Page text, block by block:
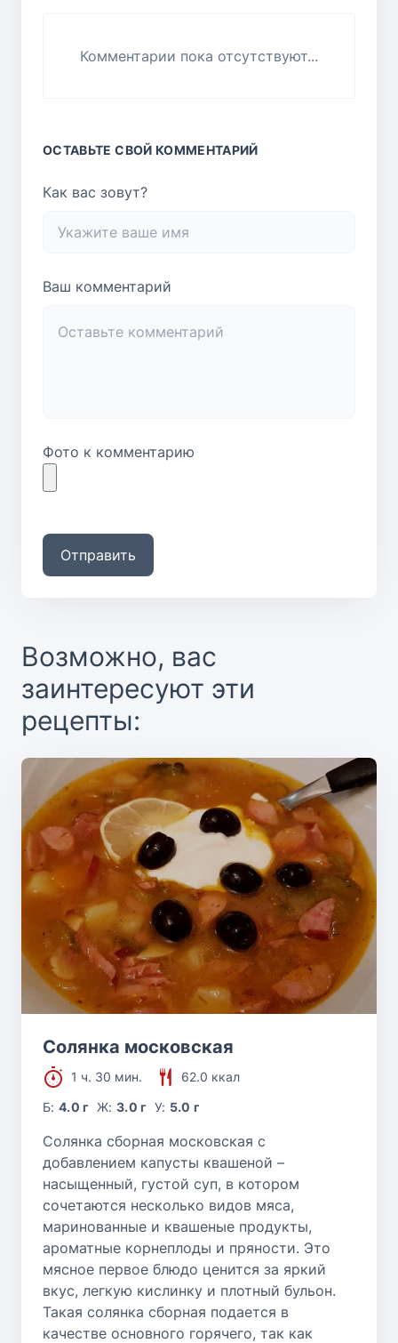
Комментарии пока отсутствуют...
ОСТАВЬТЕ СВОЙ КОММЕНТАРИЙ
Как вас зовут?
Ваш комментарий
Фото к комментарию
Отправить
Возможно, вас
заинтересуют эти
рецепты:
Солянка московская
1 ч. 30 мин.
62.0 ккал
Б:4.0 г Ж: 3.0 г У: 5.0 г
Солянка сборная московская с
добавлением капусты квашеной –
насыщенный, густой суп, в котором
сочетаются несколько видов мяса,
маринованные и квашеные продукты,
ароматные корнеплоды и пряности. Это
мясное первое блюдо ценится за яркий
вкус, легкую кислинку и плотный бульон.
Такая солянка сборная подается в
качестве основного горячего, так как